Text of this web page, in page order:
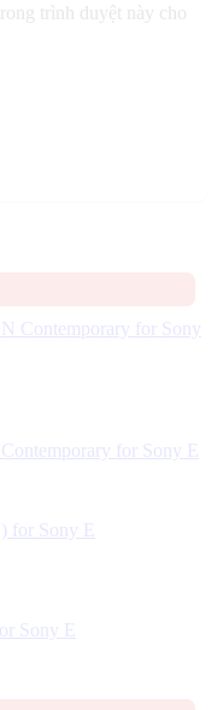
trình duyệt này cho
for Sony E
Sony E